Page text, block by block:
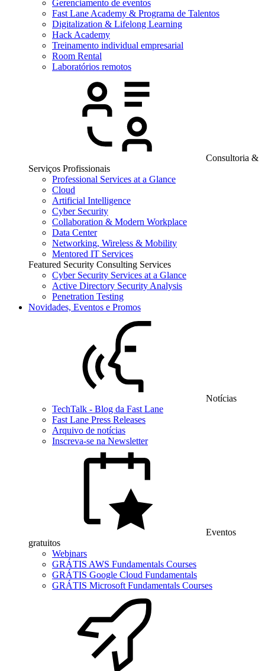
Gerenciamento de eventos
Fast Lane Academy & Programa de Talentos
Digitalization & Lifelong Learning
Hack Academy
Treinamento individual empresarial
Room Rental
Laboratórios remotos
Consultoria &
Serviços Profissionais
Professional Services at a Glance
Cloud
Artificial Intelligence
Cyber Security
Collaboration & Modern Workplace
Data Center
Networking, Wireless & Mobility
Mentored IT Services
Featured Security Consulting Services
Cyber Security Services at a Glance
Active Directory Security Analysis
Penetration Testing
Novidades, Eventos e Promos
Notícias
TechTalk - Blog da Fast Lane
Fast Lane Press Releases
Arquivo de notícias
Inscreva-se na Newsletter
Eventos
gratuitos
Webinars
GRÁTIS AWS Fundamentals Courses
GRÁTIS Google Cloud Fundamentals
GRÁTIS Microsoft Fundamentals Courses